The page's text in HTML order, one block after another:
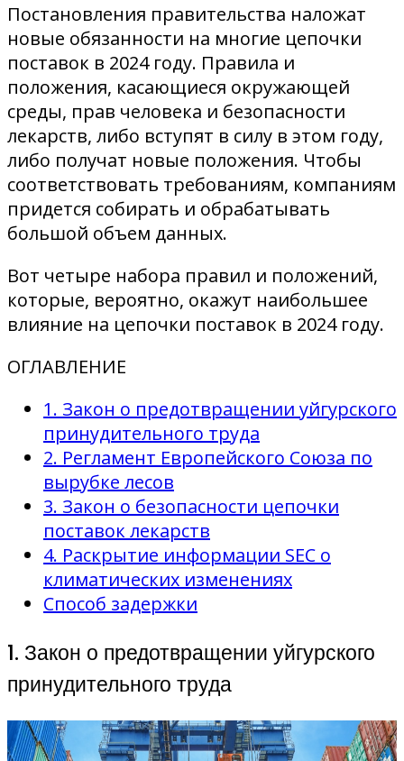
Постановления правительства наложат
новые обязанности на многие цепочки
поставок в 2024 году. Правила и
положения, касающиеся окружающей
среды, прав человека и безопасности
лекарств, либо вступят в силу в этом году,
либо получат новые положения. Чтобы
соответствовать требованиям, компаниям
придется собирать и обрабатывать
большой объем данных.
Вот четыре набора правил и положений,
которые, вероятно, окажут наибольшее
влияние на цепочки поставок в 2024 году.
ОГЛАВЛЕНИЕ
1. Закон о предотвращении уйгурского
принудительного труда
2. Регламент Европейского Союза по
вырубке лесов
3. Закон о безопасности цепочки
поставок лекарств
4. Раскрытие информации SEC о
климатических изменениях
Способ задержки
1. Закон о предотвращении уйгурского
принудительного труда